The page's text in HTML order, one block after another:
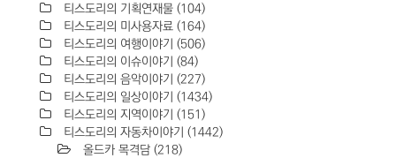
티스도리의 기획연재물 (104)
티스도리의 미사용자료 (164)
티스도리의 여행이야기 (506)
티스도리의 이슈이야기 (84)
티스도리의 음악이야기 (227)
티스도리의 일상이야기 (1434)
티스도리의 지역이야기 (151)
티스도리의 자동차이야기 (1442)
올드카 목격담 (218)